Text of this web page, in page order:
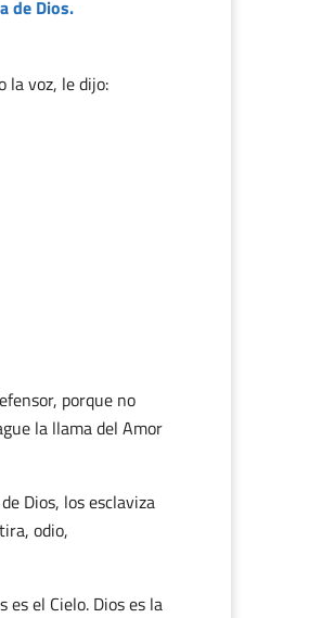
de Dios.
la voz, le dijo:
porque no
la llama del Amor
Dios, los esclaviza
odio,
el Cielo. Dios es la